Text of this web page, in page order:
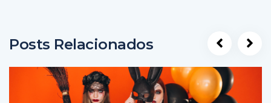
Posts Relacionados